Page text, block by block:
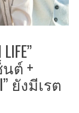
ต์ +
ยังมีเรต